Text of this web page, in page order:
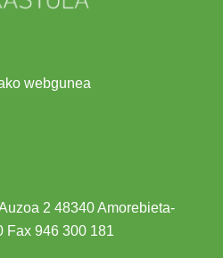
webgunea
2 48340 Amorebieta-
Fax 946 300 181